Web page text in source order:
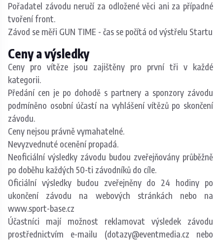
Pořadatel závodu neručí za odložené věci ani za případné
tvoření front.
Závod se měři GUN TIME - čas se počítá od výstřelu Startu
Ceny a výsledky
Ceny pro vítěze jsou zajištěny pro první tři v každé
kategorii.
Předání cen je po dohodě s partnery a sponzory závodu
podmíněno osobní účastí na vyhlášení vítězů po skončení
závodu.
Ceny nejsou právně vymahatelné.
Nevyzvednuté ocenění propadá.
Neoficiální výsledky závodu budou zveřejňovány průběžně
po doběhu každých 50-ti závodníků do cíle.
Oficiální výsledky budou zveřejněny do 24 hodiny po
ukončení závodu na webových stránkách nebo na
www.sport-base.cz
Účastníci mají možnost reklamovat výsledek závodu
prostřednictvím e-mailu (dotazy@eventmedia.cz nebo